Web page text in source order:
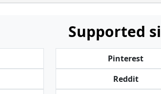
Supported
Pinterest
Reddit